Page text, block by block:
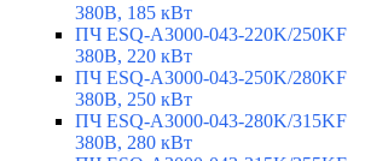
380В, 185 кВт
ПЧ ESQ-A3000-043-220K/250KF
380В, 220 кВт
ПЧ ESQ-A3000-043-250K/280KF
380В, 250 кВт
ПЧ ESQ-A3000-043-280K/315KF
380В, 280 кВт